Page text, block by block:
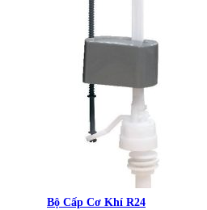
Bộ Cấp Cơ Khí R24